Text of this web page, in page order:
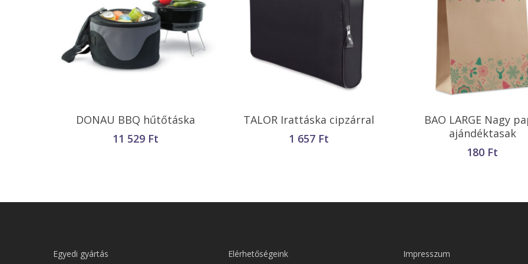
Kosárba Teszem
DONAU BBQ hűtőtáska
11 529 Ft
Kosárba Teszem
TALOR Irattáska cipzárral
1 657 Ft
Kosárba Teszem
BAO LARGE Nagy
ajándéktasak
180 Ft
Egyedi gyártás Elérhetőségeink Impresszum